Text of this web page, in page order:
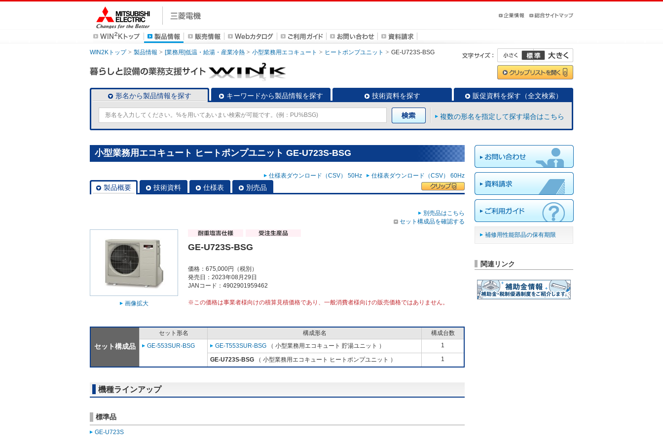
WIN2Kトップ 製品情報 [業務用]低温・給湯・産業冷熱 小型業務用エコキュート ヒートポンプユニット GE-U723S-BSG
形名から製品情報を探す キーワードから製品情報を探す 技術資料を探す 販促資料を探す（全文検索）
複数の形名を指定して探す場合はこちら
小型業務用エコキュート ヒートポンプユニット GE-U723S-BSG
仕様表ダウンロード（CSV） 50Hz 仕様表ダウンロード（CSV） 60Hz
製品概要 技術資料 仕様表 別売品
別売品はこちら
セット構成品を確認する
画像拡大
GE-U723S-BSG
価格：675,000円（税別）
発売日：2023年08月29日
JANコード：4902901959462
※この価格は事業者様向けの積算見積価格であり、一般消費者様向けの販売価格ではありません。
セット構成品
セット形名 構成形名
構成台数
GE-553SUR-BSG
GE-T553SUR-BSG （ 小型業務用エコキュート 貯湯ユニット ） 1
GE-U723S-BSG （ 小型業務用エコキュート ヒートポンプユニット ） 1
機種ラインアップ
標準品
GE-U723S
補修用性能部品の保有期限
関連リンク